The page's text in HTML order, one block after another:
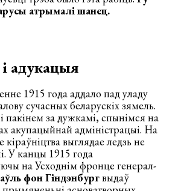
атрымалі шанец.
адукацыя
1915 года аддало пад уладу
сучасных беларускіх зямель.
пакінем за дужкамі, спынімся на
акупацыйнай адміністрацыі. На
выглядае ледзь не
У канцы 1915 года
на Усходнім фронце генерал-
фон Гіндэнбургвыдаў